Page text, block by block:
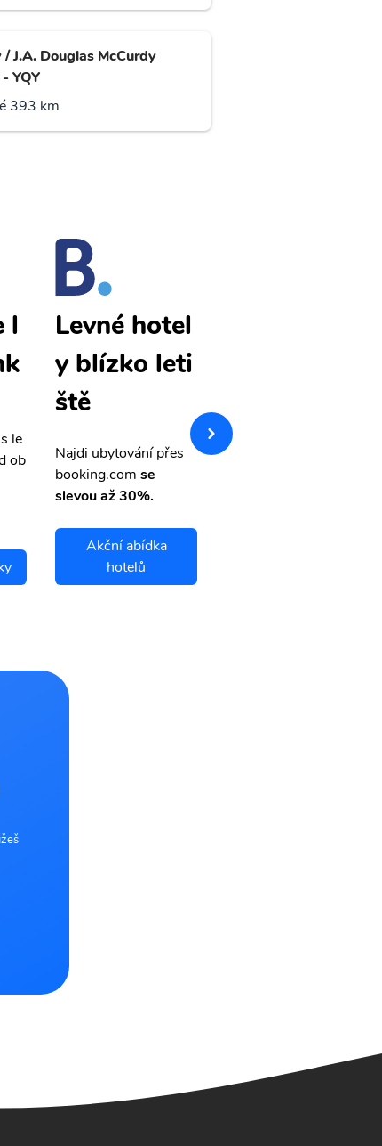
J.A. Douglas McCurdy
YQY
393 km
l
le
ob
Levné hotel
y blízko leti
ště
Najdi ubytování přes
booking.com se
slevou až 30%.
Akční abídka
hotelů
Přehledná stránka s le